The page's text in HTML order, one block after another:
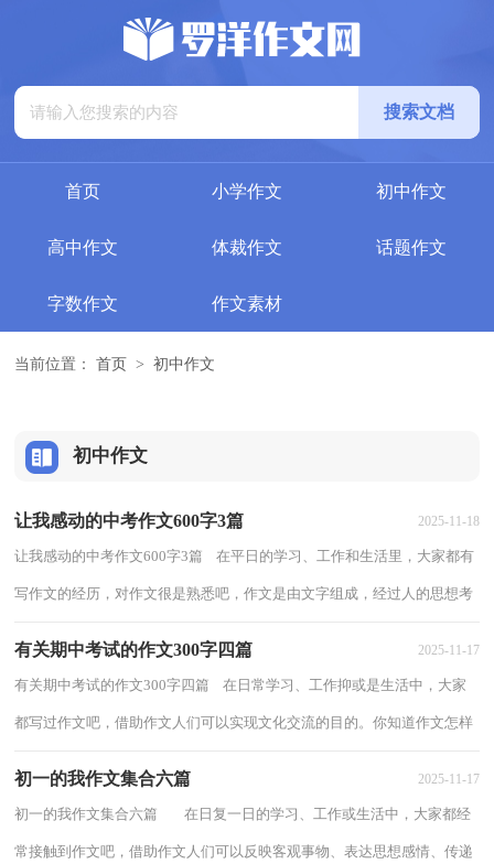
首页 小学作文 初中作文
高中作文 体裁作文 话题作文
字数作文 作文素材
当前位置： 首页 > 初中作文
初中作文
让我感动的中考作文600字3篇 2025-11-18
让我感动的中考作文600字3篇 在平日的学习、工作和生活里，大家都有
写作文的经历，对作文很是熟悉吧，作文是由文字组成，经过人的思想考
有关期中考试的作文300字四篇 2025-11-17
有关期中考试的作文300字四篇 在日常学习、工作抑或是生活中，大家
都写过作文吧，借助作文人们可以实现文化交流的目的。你知道作文怎样
初一的我作文集合六篇 2025-11-17
初一的我作文集合六篇 在日复一日的学习、工作或生活中，大家都经
常接触到作文吧，借助作文人们可以反映客观事物、表达思想感情、传递